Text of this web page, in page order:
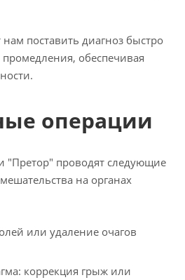
поставить диагноз быстро
обеспечивая
операции
"Претор" проводят следующие
на органах
или удаление очагов
коррекция грыж или